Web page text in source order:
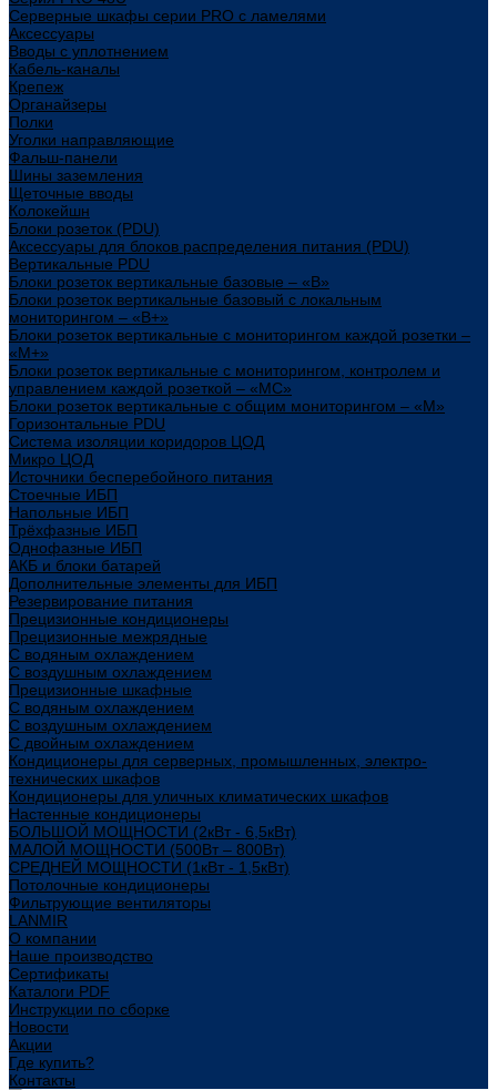
Серверные шкафы серии PRO с ламелями
Аксессуары
Вводы с уплотнением
Кабель-каналы
Крепеж
Органайзеры
Полки
Уголки направляющие
Фальш-панели
Шины заземления
Щеточные вводы
Колокейшн
Блоки розеток (PDU)
Аксессуары для блоков распределения питания (PDU)
Вертикальные PDU
Блоки розеток вертикальные базовые – «В»
Блоки розеток вертикальные базовый с локальным
мониторингом – «В+»
Блоки розеток вертикальные с мониторингом каждой розетки –
«М+»
Блоки розеток вертикальные с мониторингом, контролем и
управлением каждой розеткой – «МС»
Блоки розеток вертикальные с общим мониторингом – «М»
Горизонтальные PDU
Система изоляции коридоров ЦОД
Микро ЦОД
Источники бесперебойного питания
Стоечные ИБП
Напольные ИБП
Трёхфазные ИБП
Однофазные ИБП
АКБ и блоки батарей
Дополнительные элементы для ИБП
Резервирование питания
Прецизионные кондиционеры
Прецизионные межрядные
С водяным охлаждением
С воздушным охлаждением
Прецизионные шкафные
С водяным охлаждением
С воздушным охлаждением
С двойным охлаждением
Кондиционеры для серверных, промышленных, электро-
технических шкафов
Кондиционеры для уличных климатических шкафов
Настенные кондиционеры
БОЛЬШОЙ МОЩНОСТИ (2кВт - 6,5кВт)
МАЛОЙ МОЩНОСТИ (500Вт – 800Вт)
СРЕДНЕЙ МОЩНОСТИ (1кВт - 1,5кВт)
Потолочные кондиционеры
Фильтрующие вентиляторы
LANMIR
О компании
Наше производство
Сертификаты
Каталоги PDF
Инструкции по сборке
Новости
Акции
Где купить?
Контакты